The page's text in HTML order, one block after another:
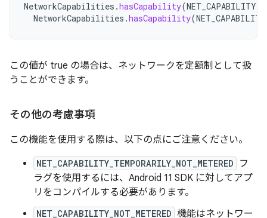
NetworkCapabilities .hasCapability(
NetworkCapabilities .hasCapability(
この値が true の場合は、ネットワークを定額制として扱
うことができます。
その他の考慮事項
この機能を使用する際は、以下の点にご注意ください。
NET_CAPABILITY_TEMPORARILY_NOT_METERED
フ
ラグを使用するには、Android 11 SDK に対してアプ
リをコンパイルする必要があります。
NET_CAPABILITY_NOT_METERED 機能はネットワー